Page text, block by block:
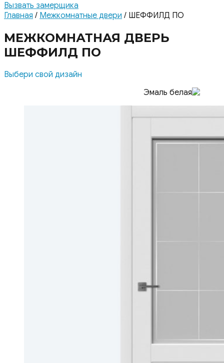
Вызвать замерщика
Главная / Межкомнатные двери / ШЕФФИЛД ПО
МЕЖКОМНАТНАЯ ДВЕРЬ
ШЕФФИЛД ПО
Выбери свой дизайн